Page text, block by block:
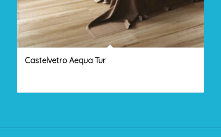
Castelvetro Aequa Tur